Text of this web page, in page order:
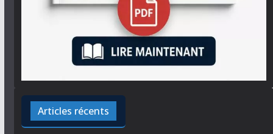
Articles récents